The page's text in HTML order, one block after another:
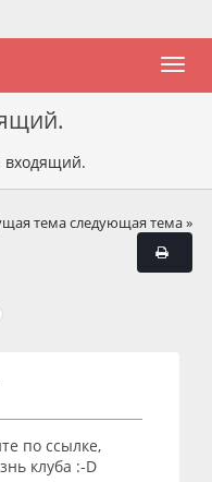
входящий.
тема следующая тема »
по ссылке,
клуба :-D